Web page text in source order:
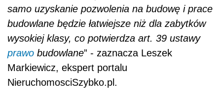
samo uzyskanie pozwolenia na budowę i prace
budowlane będzie łatwiejsze niż dla zabytków
wysokiej klasy, co potwierdza art. 39 ustawy
prawo budowlane” - zaznacza Leszek
Markiewicz, ekspert portalu
NieruchomosciSzybko.pl.